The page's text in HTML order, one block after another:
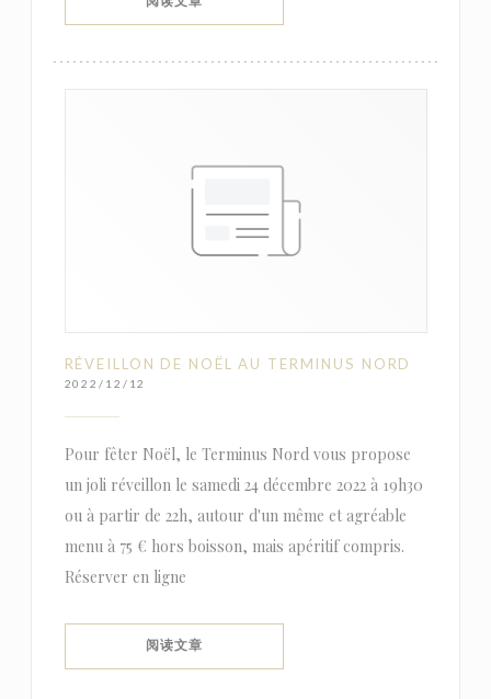
RÉVEILLON DE NOËL AU TERMINUS NORD
2022/12/12
Pour fêter Noël, le Terminus Nord vous propose
un joli réveillon le samedi 24 décembre 2022 à 19h30
ou à partir de 22h, autour d'un même et agréable
menu à 75 € hors boisson, mais apéritif compris.
Réserver en ligne
阅读文章((在新窗口中打开))